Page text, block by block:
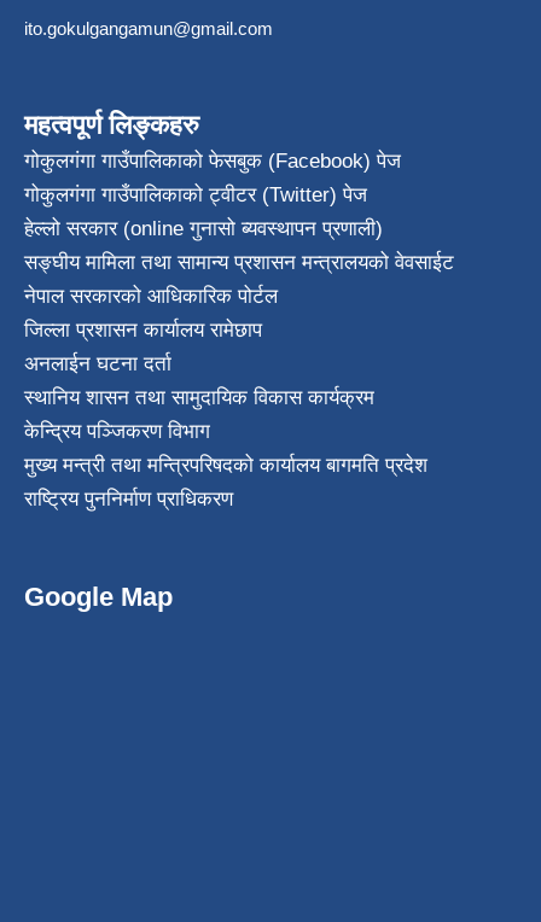
ito.gokulgangamun@gmail.com
महत्वपूर्ण लिङ्कहरु
गोकुलगंगा गाउँपालिकाको फेसबुक (Facebook) पेज
गोकुलगंगा गाउँपालिकाको ट्वीटर (Twitter) पेज
हेल्लो सरकार (online गुनासो ब्यवस्थापन प्रणाली)
सङ्घीय मामिला तथा सामान्य प्रशासन मन्त्रालयको वेवसाईट
नेपाल सरकारको आधिकारिक पोर्टल
जिल्ला प्रशासन कार्यालय रामेछाप
अनलाईन घटना दर्ता
स्थानिय शासन तथा सामुदायिक विकास कार्यक्रम
केन्द्रिय पञ्जिकरण विभाग
मुख्य मन्त्री तथा मन्त्रिपरिषदको कार्यालय बागमति प्रदेश
राष्ट्रिय पुननिर्माण प्राधिकरण
Google Map